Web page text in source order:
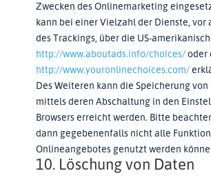
Zwecken des Onlinemarketing
kann bei einer Vielzahl der Dienste, vor
des Trackings, über die US-
http://www.aboutads.info/choices/oder
http://www.youronlinechoices.com/
Des Weiteren kann die Speicherung von
mittels deren Abschaltung in den
Browsers erreicht werden. Bitte
dann gegebenenfalls nicht alle
Onlineangebotes genutzt werden
10. Löschung von Daten